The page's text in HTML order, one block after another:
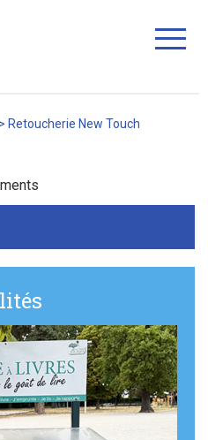
> Retoucherie New Touch